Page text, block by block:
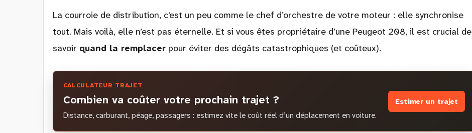
La courroie de distribution, c'est un peu comme le chef d’orchestre de votre moteur : elle synchronise
tout. Mais voilà, elle n’est pas éternelle. Et si vous êtes propriétaire d’une Peugeot 208, il est crucial de
savoir quand la remplacerpour éviter des dégâts catastrophiques (et coûteux).
CALCULATEUR TRAJET
Combien va coûter votre prochain trajet ?
Distance, carburant, péage, passagers : estimez vite le coût réel d’un déplacement en voiture.
Estimer un trajet